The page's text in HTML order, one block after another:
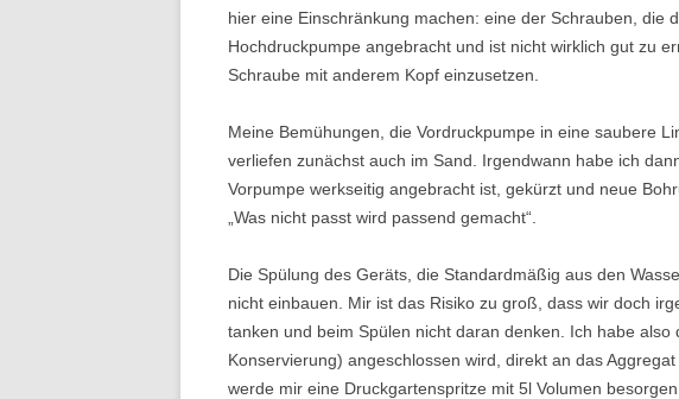
hier eine Einschränkung machen: eine der Schrauben, die
Hochdruckpumpe angebracht und ist nicht wirklich gut zu
Schraube mit anderem Kopf einzusetzen.
Meine Bemühungen, die Vordruckpumpe in eine saubere
verliefen zunächst auch im Sand. Irgendwann habe ich
Vorpumpe werkseitig angebracht ist, gekürzt und neue
„Was nicht passt wird passend gemacht“.
Die Spülung des Geräts, die Standardmäßig aus den
nicht einbauen. Mir ist das Risiko zu groß, dass wir doch
tanken und beim Spülen nicht daran denken. Ich habe also
Konservierung) angeschlossen wird, direkt an das
werde mir eine Druckgartenspritze mit 5l Volumen